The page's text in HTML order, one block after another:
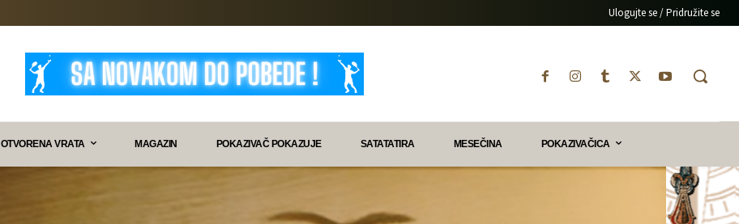
Ulogujte se / Pridružite se
OTVORENA VRATA MAGAZIN POKAZIVAČ POKAZUJE SATATATIRA MESEČINA POKAZIVAČICA